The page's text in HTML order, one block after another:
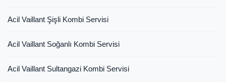
Acil Vaillant Şişli Kombi Servisi
Acil Vaillant Soğanlı Kombi Servisi
Acil Vaillant Sultangazi Kombi Servisi